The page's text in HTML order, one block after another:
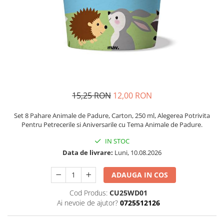
Suflatori si Coifuri
Petrecere Star Wars
Petrecere Super Mario
Petrecere Supereroi
Petrecere LOL Surprise
Petrecere Pisicute
Petrecere Printese Disney
Petrecere Unicorni
15,25 RON 12,00 RON
Set 8 Pahare Animale de Padure, Carton, 250 ml, Alegerea Potrivita
Pentru Petrecerile si Aniversarile cu Tema Animale de Padure.
IN STOC
Data de livrare: Luni, 10.08.2026
ADAUGA IN COS
Cod Produs: CU25WD01
Ai nevoie de ajutor? 0725512126